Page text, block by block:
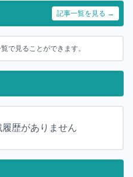
記事一覧を見る →
で見ることができます。
歴がありません